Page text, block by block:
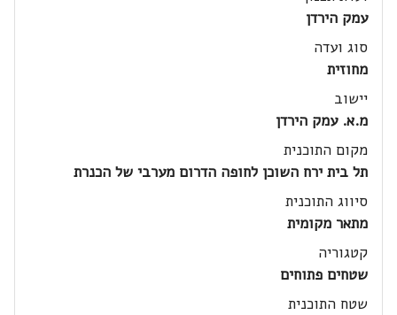
עמק הירדן
סוג ועדה
מחוזית
יישוב
מ.א. עמק הירדן
מקום התוכנית
תל בית ירח השוכן לחופה הדרום מערבי של הכנרת
סיווג התוכנית
מתאר מקומית
קטגוריה
שטחים פתוחים
שטח התוכנית